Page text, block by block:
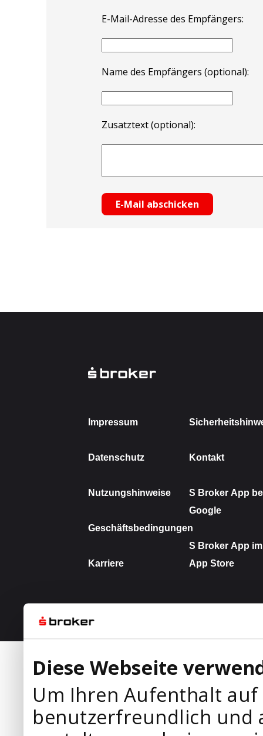
Diese Webseite
Um Ihren Aufenthalt
benutzerfreundlich und
E-Mail-Adresse des Empfängers:
Name des Empfängers (optional):
Zusatztext (optional):